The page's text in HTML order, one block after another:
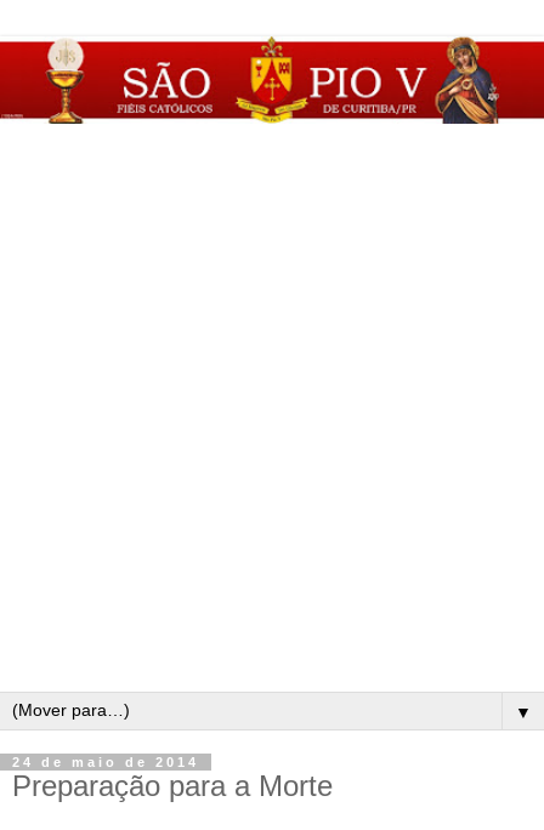
▼
24 de maio de 2014
Preparação para a Morte